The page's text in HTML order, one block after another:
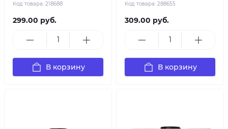
Код товара: 218688
299.00 руб.
В корзину
Код товара: 288655
309.00 руб.
В корзину